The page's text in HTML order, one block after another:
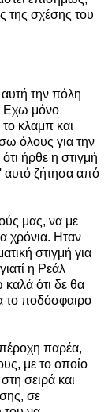
της σχέσης του
την πόλη
Εχω μόνο
κλαμπ και
όλους για την
ήρθε η στιγμή
αυτό ζήτησα από
μας, να με
χρόνια. Ηταν
στιγμή για
η Ρεάλ
καλά ότι δε θα
το ποδόσφαιρο
παρέα,
με το οποίο
σειρά και
σε